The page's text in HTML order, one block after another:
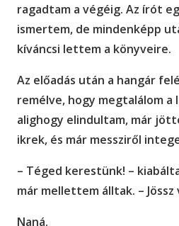
ragadtam a végéig. Az írót
ismertem, de mindenképp
kíváncsi lettem a könyveire.
Az előadás után a hangár
remélve, hogy megtalálom a
alighogy elindultam, már
ikrek, és már messziről
– Téged kerestünk! –
már mellettem álltak. – Jössz
Naná.